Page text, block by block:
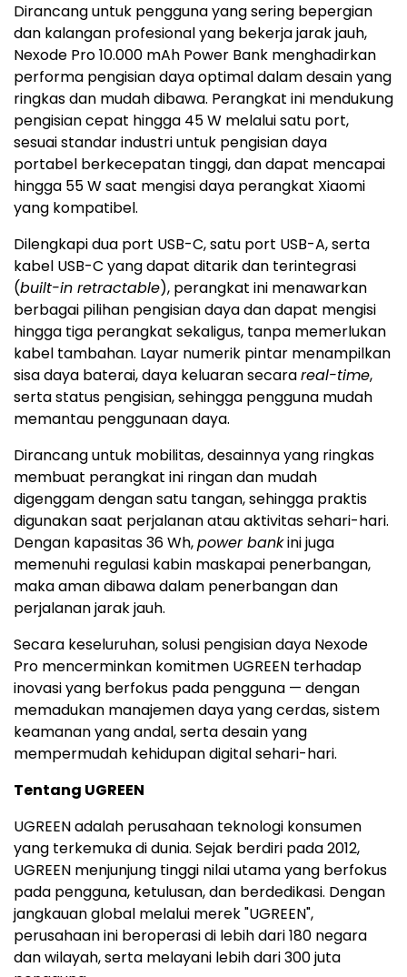
Dirancang untuk pengguna yang sering bepergian
dan kalangan profesional yang bekerja jarak jauh,
Nexode Pro 10.000 mAh Power Bank menghadirkan
performa pengisian daya optimal dalam desain yang
ringkas dan mudah dibawa. Perangkat ini mendukung
pengisian cepat hingga 45 W melalui satu port,
sesuai standar industri untuk pengisian daya
portabel berkecepatan tinggi, dan dapat mencapai
hingga 55 W saat mengisi daya perangkat Xiaomi
yang kompatibel.
Dilengkapi dua port USB-C, satu port USB-A, serta
kabel USB-C yang dapat ditarik dan terintegrasi
(built-in retractable), perangkat ini menawarkan
berbagai pilihan pengisian daya dan dapat mengisi
hingga tiga perangkat sekaligus, tanpa memerlukan
kabel tambahan. Layar numerik pintar menampilkan
sisa daya baterai, daya keluaran secarareal-time,
serta status pengisian, sehingga pengguna mudah
memantau penggunaan daya.
Dirancang untuk mobilitas, desainnya yang ringkas
membuat perangkat ini ringan dan mudah
digenggam dengan satu tangan, sehingga praktis
digunakan saat perjalanan atau aktivitas sehari-hari.
Dengan kapasitas 36 Wh,power bankini juga
memenuhi regulasi kabin maskapai penerbangan,
maka aman dibawa dalam penerbangan dan
perjalanan jarakjauh.
Secara keseluruhan, solusi pengisian daya Nexode
Pro mencerminkan komitmen UGREEN terhadap
inovasi yang berfokus pada pengguna — dengan
memadukan manajemen daya yang cerdas, sistem
keamanan yang andal, serta desain yang
mempermudah kehidupan digital sehari-hari.
Tentang UGREEN
UGREEN adalah perusahaan teknologi konsumen
yang terkemuka di dunia. Sejak berdiri pada 2012,
UGREEN menjunjung tinggi nilai utama yang berfokus
pada pengguna, ketulusan, dan berdedikasi. Dengan
jangkauan global melalui merek "UGREEN",
perusahaan ini beroperasi di lebih dari 180 negara
dan wilayah, serta melayani lebih dari 300 juta